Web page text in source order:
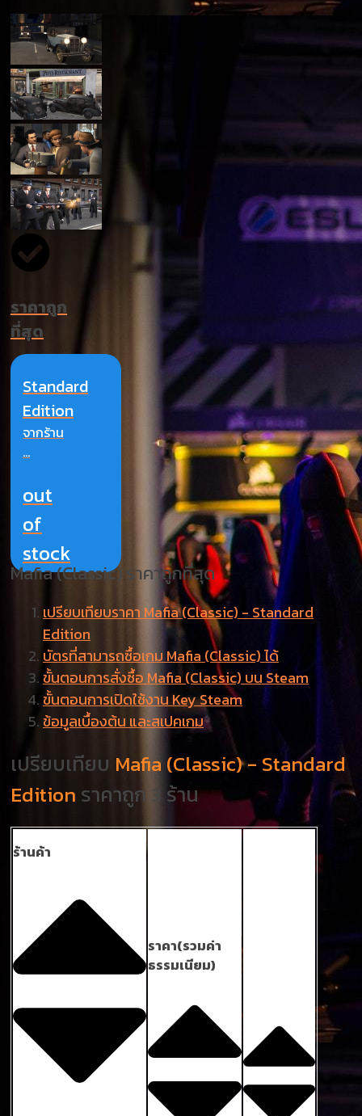
ราคาถูก
ที่สุด
Standard
Edition
จากร้าน
...
out
of
stock
Mafia (Classic) ราคาถูกที่สุด
เปรียบเทียบราคา Mafia (Classic) - Standard
Edition
บัตรที่สามารถซื้อเกม Mafia (Classic) ได้
ขั้นตอนการสั่งซื้อ Mafia (Classic) บน Steam
ขั้นตอนการเปิดใช้งาน Key Steam
ข้อมูลเบื้องต้น และสเปคเกม
เปรียบเทียบ Mafia (Classic) - Standard
Edition ราคาถูก 3 ร้าน
ร้านค้า
ราคา(รวมค่า
ธรรมเนียม)